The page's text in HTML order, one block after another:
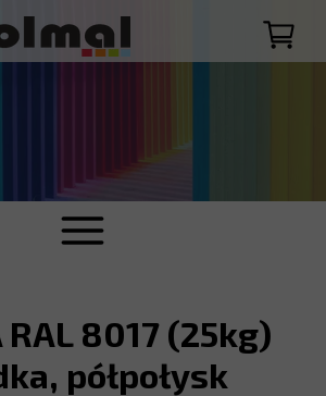
RAL 8017 (25kg)
półpołysk